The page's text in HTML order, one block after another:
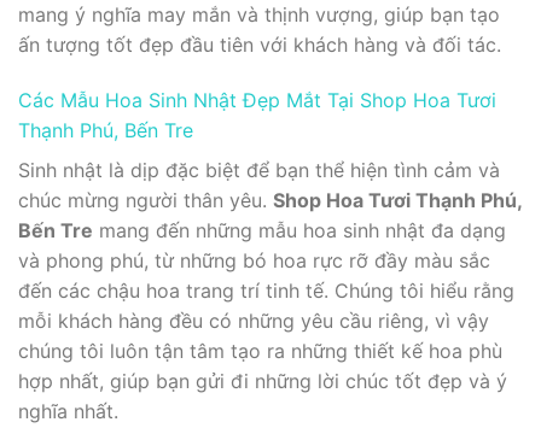
mang ý nghĩa may mắn và thịnh vượng, giúp bạn tạo
ấn tượng tốt đẹp đầu tiên với khách hàng và đối tác.
Các Mẫu Hoa Sinh Nhật Đẹp Mắt Tại Shop Hoa Tươi
Thạnh Phú, Bến Tre
Sinh nhật là dịp đặc biệt để bạn thể hiện tình cảm và
chúc mừng người thân yêu. Shop Hoa Tươi Thạnh Phú,
Bến Tre mang đến những mẫu hoa sinh nhật đa dạng
và phong phú, từ những bó hoa rực rỡ đầy màu sắc
đến các chậu hoa trang trí tinh tế. Chúng tôi hiểu rằng
mỗi khách hàng đều có những yêu cầu riêng, vì vậy
chúng tôi luôn tận tâm tạo ra những thiết kế hoa phù
hợp nhất, giúp bạn gửi đi những lời chúc tốt đẹp và ý
nghĩa nhất.